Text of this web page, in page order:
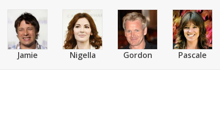
Jamie Nigella Gordon Pascale